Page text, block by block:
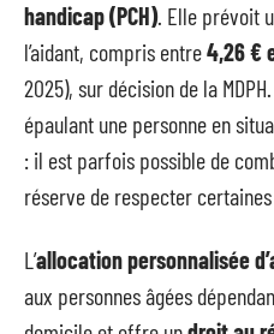
handicap (PCH). Elle prévoit
l’aidant, compris entre4,26 €
2025), sur décision de la
épaulant une personne en
: il est parfois possible de
réserve de respecter
L’allocation personnalisée
aux personnes âgées